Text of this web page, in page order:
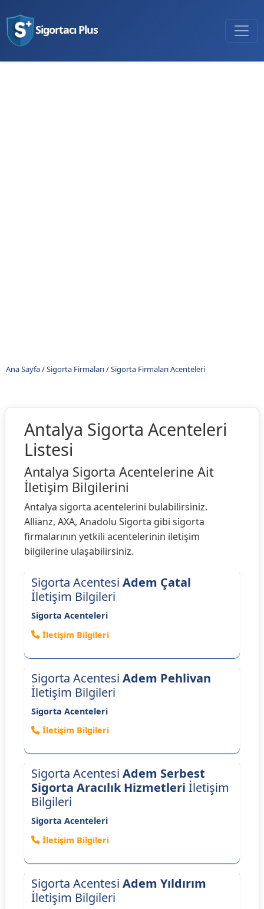
Sigortacı Plus
Ana Sayfa/Sigorta Firmaları/Sigorta Firmaları Acenteleri
Antalya Sigorta Acenteleri
Listesi
Antalya Sigorta Acentelerine Ait
İletişim Bilgilerini
Antalya sigorta acentelerini bulabilirsiniz.
Allianz, AXA, Anadolu Sigorta gibi sigorta
firmalarının yetkili acentelerinin iletişim
bilgilerine ulaşabilirsiniz.
Sigorta Acentesi Adem Çatal
İletişim Bilgileri
Sigorta Acenteleri
İletişim Bilgileri
Sigorta Acentesi Adem Pehlivan
İletişim Bilgileri
Sigorta Acenteleri
İletişim Bilgileri
Sigorta Acentesi Adem Serbest
Sigorta Aracılık Hizmetleri İletişim
Bilgileri
Sigorta Acenteleri
İletişim Bilgileri
Sigorta Acentesi Adem Yıldırım
İletişim Bilgileri